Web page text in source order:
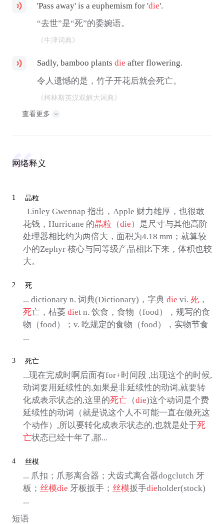
'Pass away' is a euphemism for 'die'.
“去世”是“死”的委婉语。
《牛津词典》
Sadly, bamboo plantsdie after flowering.
令人遗憾的是，竹子开花后就会死亡。
《柯林斯英汉双解大词典》
查看更多
网络释义
1 晶粒
Linley Gwennap 指出，Apple 财力雄厚，也很敢
花钱，Hurricane 的晶粒 （die）是尺寸与其他高阶
处理器相比约为两倍大，面积为4.18 mm；就算较
小的Zephyr 核心与同等级产品相比下来，体积也较
大。
2 死
... dictionary n. 词典(Dictionary)，字典 die vi. 死，
死亡，枯萎 diet n. 饮食，食物（food），规写的食
物（food）；v. 吃规定的食物（food），实物节食
...
3 死亡
...现在完成时啊后面有for+时间段 ,出现这个的时候,
动词要用延续性的,如果是非延续性的动词,就要转
化成表示状态的,这里的死亡（die)这个动词是个费
延续性的动词（就是说这个人不可能一直在做死这
个动作）,所以要转化成表示状态的,也就是处于死
亡状态已经十年了,那...
4 丝模
... 爪扣；爪形离合器；犬齿式离合器dogclutch 牙
板； 丝模die 牙板扳手； 丝模扳手dieholder(stock)
...
短语